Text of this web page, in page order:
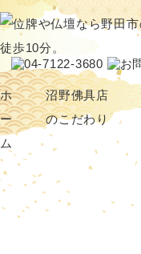
ホ
ー
ム
沼野佛具店
のこだわり
仏壇・位牌の選び方
ブログ